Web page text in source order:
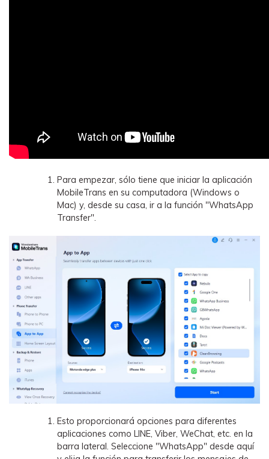
Para empezar, sólo tiene que iniciar la aplicación
MobileTrans en su computadora (Windows o
Mac) y, desde su casa, ir a la función "WhatsApp
Transfer".
Esto proporcionará opciones para diferentes
aplicaciones como LINE, Viber, WeChat, etc. en la
barra lateral. Seleccione "WhatsApp" desde aquí